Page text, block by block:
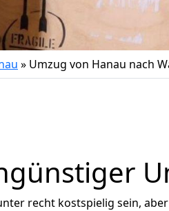
» Umzug von Hanau nach
recht kostspielig sein,